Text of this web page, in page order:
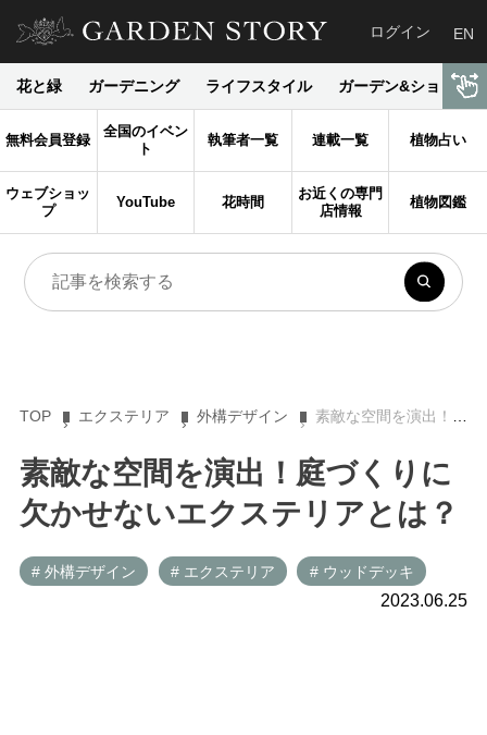
ログイン EN
花と緑 ガーデニング ライフスタイル ガーデン&ショップ
無料会員登録
全国のイベン
ト
執筆者一覧 連載一覧 植物占い
ウェブショッ
プ
YouTube 花時間
お近くの専門
店情報
植物図鑑
TOP エクステリア 外構デザイン 素敵な空間を演出！庭づくりに欠かせないエクステリアとは？
素敵な空間を演出！庭づくりに
欠かせないエクステリアとは？
# 外構デザイン # エクステリア # ウッドデッキ
2023.06.25